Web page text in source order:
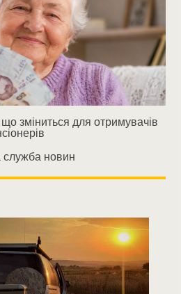
зміниться для отримувачів
служба новин